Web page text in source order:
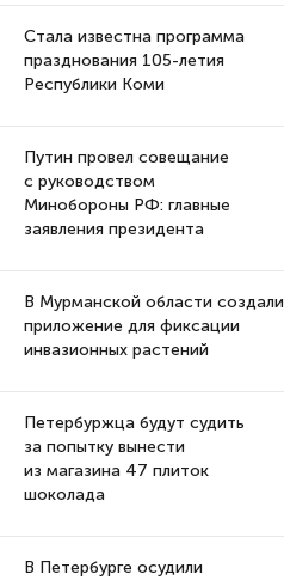
Стала известна программа
празднования 105-летия
Республики Коми
Путин провел совещание
с руководством
Минобороны РФ: главные
заявления президента
В Мурманской области создали
приложение для фиксации
инвазионных растений
Петербуржца будут судить
за попытку вынести
из магазина 47 плиток
шоколада
В Петербурге осудили